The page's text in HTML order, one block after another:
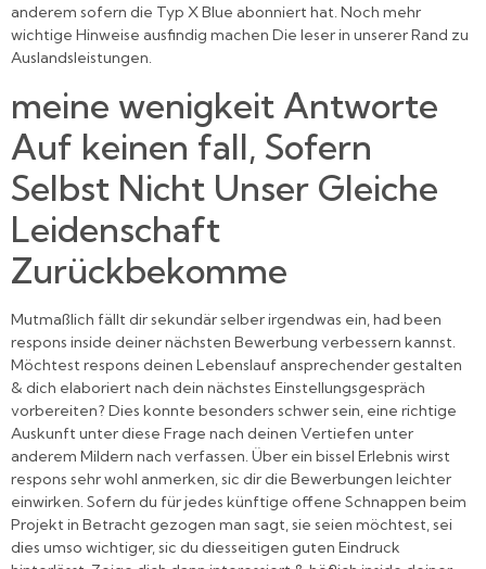
anderem sofern die Typ X Blue abonniert hat. Noch mehr
wichtige Hinweise ausfindig machen Die leser in unserer Rand zu
Auslandsleistungen.
meine wenigkeit Antworte
Auf keinen fall, Sofern
Selbst Nicht Unser Gleiche
Leidenschaft
Zurückbekomme
Mutmaßlich fällt dir sekundär selber irgendwas ein, had been
respons inside deiner nächsten Bewerbung verbessern kannst.
Möchtest respons deinen Lebenslauf ansprechender gestalten
& dich elaboriert nach dein nächstes Einstellungsgespräch
vorbereiten? Dies konnte besonders schwer sein, eine richtige
Auskunft unter diese Frage nach deinen Vertiefen unter
anderem Mildern nach verfassen. Über ein bissel Erlebnis wirst
respons sehr wohl anmerken, sic dir die Bewerbungen leichter
einwirken. Sofern du für jedes künftige offene Schnappen beim
Projekt in Betracht gezogen man sagt, sie seien möchtest, sei
dies umso wichtiger, sic du diesseitigen guten Eindruck